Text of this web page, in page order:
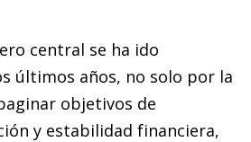
central se ha ido
últimos años, no solo por la
objetivos de
y estabilidad financiera,